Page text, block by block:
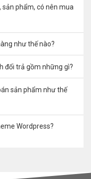
sản phẩm, có nên mua
như thế nào?
đổi trả gồm những gì?
sản phẩm như thế
Wordpress?